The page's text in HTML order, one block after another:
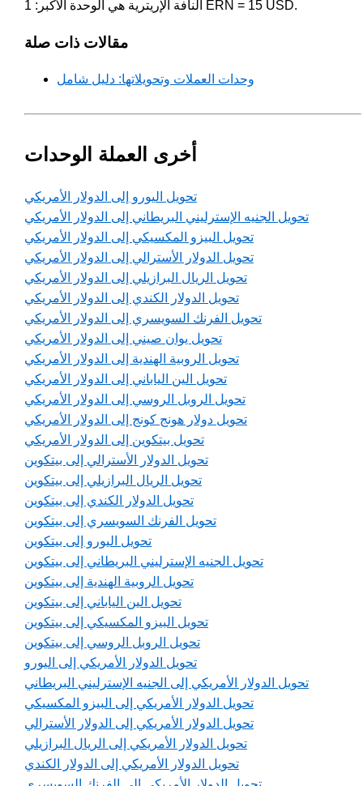
النافة الإريترية هي الوحدة الأكبر: 1 ERN = 15 USD.
مقالات ذات صلة
وحدات العملات وتحويلاتها: دليل شامل
أخرى العملة الوحدات
تحويل اليورو إلى الدولار الأمريكي
تحويل الجنيه الإسترليني البريطاني إلى الدولار الأمريكي
تحويل البيزو المكسيكي إلى الدولار الأمريكي
تحويل الدولار الأسترالي إلى الدولار الأمريكي
تحويل الريال البرازيلي إلى الدولار الأمريكي
تحويل الدولار الكندي إلى الدولار الأمريكي
تحويل الفرنك السويسري إلى الدولار الأمريكي
تحويل يوان صيني إلى الدولار الأمريكي
تحويل الروبية الهندية إلى الدولار الأمريكي
تحويل الين الياباني إلى الدولار الأمريكي
تحويل الروبل الروسي إلى الدولار الأمريكي
تحويل دولار هونج كونج إلى الدولار الأمريكي
تحويل بيتكوين إلى الدولار الأمريكي
تحويل الدولار الأسترالي إلى بيتكوين
تحويل الريال البرازيلي إلى بيتكوين
تحويل الدولار الكندي إلى بيتكوين
تحويل الفرنك السويسري إلى بيتكوين
تحويل اليورو إلى بيتكوين
تحويل الجنيه الإسترليني البريطاني إلى بيتكوين
تحويل الروبية الهندية إلى بيتكوين
تحويل الين الياباني إلى بيتكوين
تحويل البيزو المكسيكي إلى بيتكوين
تحويل الروبل الروسي إلى بيتكوين
تحويل الدولار الأمريكي إلى اليورو
تحويل الدولار الأمريكي إلى الجنيه الإسترليني البريطاني
تحويل الدولار الأمريكي إلى البيزو المكسيكي
تحويل الدولار الأمريكي إلى الدولار الأسترالي
تحويل الدولار الأمريكي إلى الريال البرازيلي
تحويل الدولار الأمريكي إلى الدولار الكندي